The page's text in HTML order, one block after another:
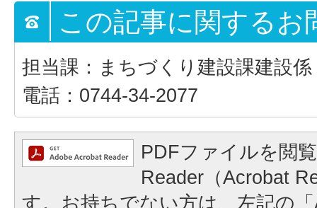
この記事に関するお
担当課：まちづくり建設課建設係
電話：0744-34-2077
PDFファイルを閲
Reader（Acrobat
す。お持ちでない方は、左記の